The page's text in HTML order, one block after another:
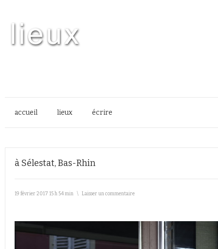
accueil lieux écrire
à Sélestat, Bas-Rhin
19 février 2017 15 h 54 min \ Laisser un commentaire